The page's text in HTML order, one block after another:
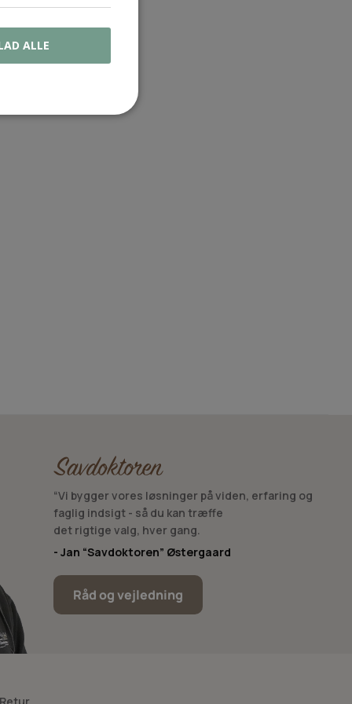
“Vi bygger vores løsninger på viden, erfaring og
faglig indsigt - så du kan træffe
det rigtige valg, hver gang.
- Jan “Savdoktoren” Østergaard
Råd og vejledning
ALLE